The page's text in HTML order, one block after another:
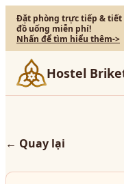
Đặt phòng trực tiếp & tiết
đồ uống miễn phí!
Nhấn để tìm hiểu thêm->
Hostel
← Quay lại